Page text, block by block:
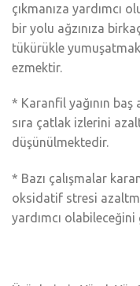
çıkmanıza yardımcı
bir yolu ağzınıza
tükürükle
ezmektir.
* Karanfil yağının baş
sıra çatlak izlerini
düşünülmektedir.
* Bazı çalışmalar
oksidatif stresi
yardımcı